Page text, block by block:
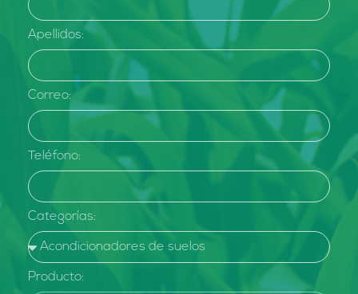
Apellidos:
Correo:
Teléfono:
Categorías:
Producto: